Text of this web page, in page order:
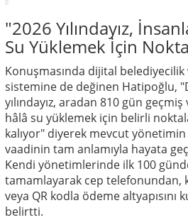
"2026 Yılındayız,
Su Yüklemek İçin
Konuşmasında dijital
sistemine de değinen Hatipoğlu,
yılındayız, aradan 810 gün geçmiş
hâlâ su yüklemek için belirli
kalıyor" diyerek mevcut
vaadinin tam anlamıyla hayata
Kendi yönetimlerinde ilk 100
tamamlayarak cep telefonundan,
veya QR kodla ödeme altyapısını
belirtti.